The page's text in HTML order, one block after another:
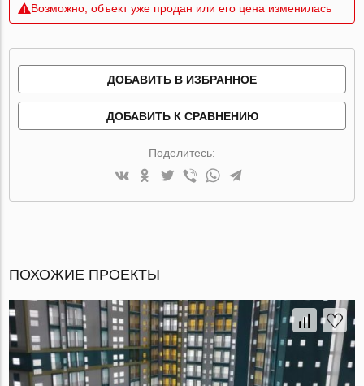
Возможно, объект уже продан или его цена изменилась
ДОБАВИТЬ В ИЗБРАННОЕ
ДОБАВИТЬ К СРАВНЕНИЮ
Поделитесь:
ПОХОЖИЕ ПРОЕКТЫ